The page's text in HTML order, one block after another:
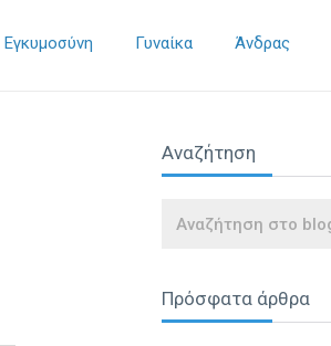
Εγκυμοσύνη Γυναίκα Άνδρας
Αναζήτηση
Πρόσφατα άρθρα